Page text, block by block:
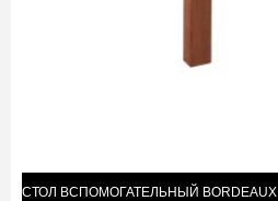
СТОЛ ВСПОМОГАТЕЛЬНЫЙ BORDEAUX